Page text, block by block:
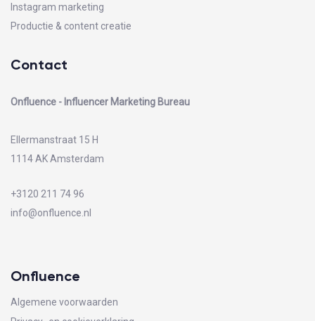
Instagram marketing
Productie & content creatie
Contact
Onfluence - Influencer Marketing Bureau
Ellermanstraat 15 H
1114 AK Amsterdam
+3120 211 74 96
info@onfluence.nl
Onfluence
Algemene voorwaarden